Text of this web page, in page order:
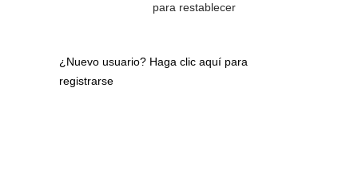
para restablecer
¿Nuevo usuario? Haga clic aquí para
registrarse